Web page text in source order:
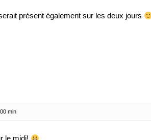
présent également sur les deux jours
min
le midi!